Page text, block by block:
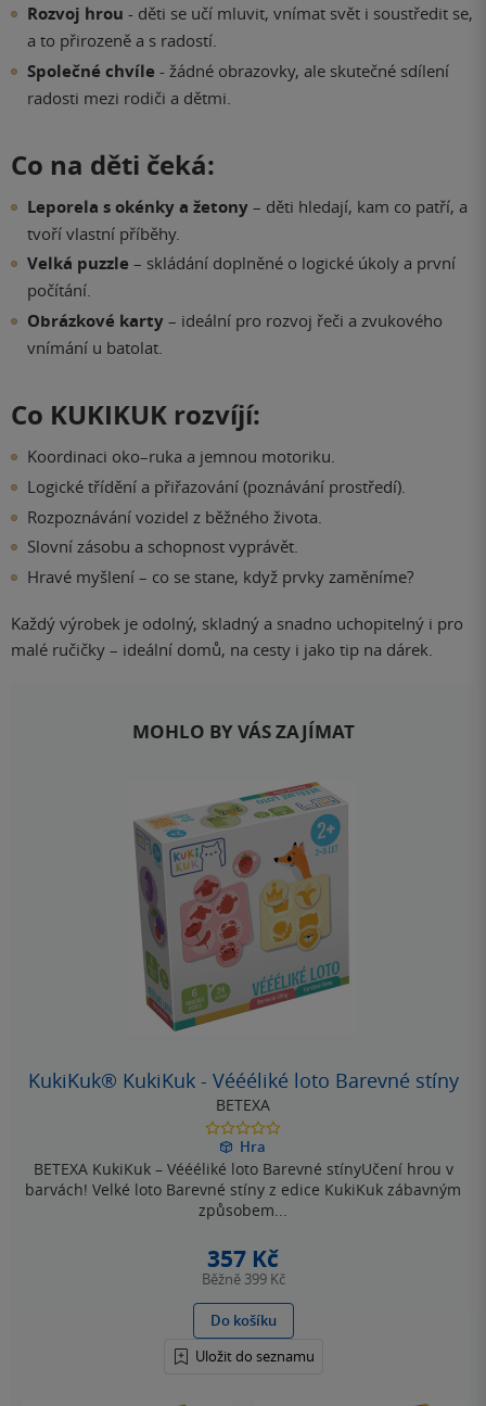
Rozvoj hrou - děti se učí mluvit, vnímat svět i soustředit se,
a to přirozeně a s radostí.
Společné chvíle - žádné obrazovky, ale skutečné sdílení
radosti mezi rodiči a dětmi.
Co na děti čeká:
Leporela s okénky a žetony – děti hledají, kam co patří, a
tvoří vlastní příběhy.
Velká puzzle – skládání doplněné o logické úkoly a první
počítání.
Obrázkové karty – ideální pro rozvoj řeči a zvukového
vnímání u batolat.
Co KUKIKUK rozvíjí:
Koordinaci oko–ruka a jemnou motoriku.
Logické třídění a přiřazování (poznávání prostředí).
Rozpoznávání vozidel z běžného života.
Slovní zásobu a schopnost vyprávět.
Hravé myšlení – co se stane, když prvky zaměníme?
Každý výrobek je odolný, skladný a snadno uchopitelný i pro
malé ručičky – ideální domů, na cesty i jako tip na dárek.
MOHLO BY VÁS ZAJÍMAT
KukiKuk® KukiKuk - Véééliké loto Barevné stíny
BETEXA
0.0
z
5
hvězdiček
Hra
BETEXA KukiKuk – Véééliké loto Barevné stínyUčení hrou v
barvách! Velké loto Barevné stíny z edice KukiKuk zábavným
způsobem...
357 Kč
Běžně 399 Kč
Do košíku
Uložit do seznamu